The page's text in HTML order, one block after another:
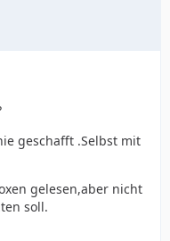
geschafft .Selbst mit
gelesen,aber nicht
soll.